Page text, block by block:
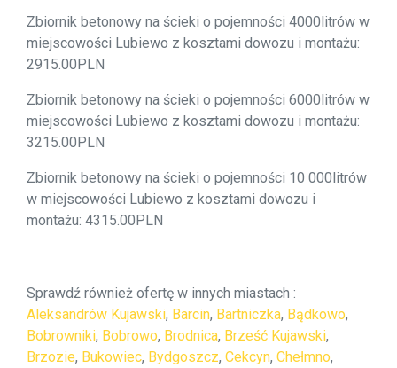
Zbiornik betonowy na ścieki o pojemności 4000litrów w
miejscowości Lubiewo z kosztami dowozu i montażu:
2915.00PLN
Zbiornik betonowy na ścieki o pojemności 6000litrów w
miejscowości Lubiewo z kosztami dowozu i montażu:
3215.00PLN
Zbiornik betonowy na ścieki o pojemności 10 000litrów
w miejscowości Lubiewo z kosztami dowozu i
montażu: 4315.00PLN
Sprawdź również ofertę w innych miastach :
Aleksandrów Kujawski, Barcin, Bartniczka, Bądkowo,
Bobrowniki, Bobrowo, Brodnica, Brześć Kujawski,
Brzozie, Bukowiec, Bydgoszcz, Cekcyn, Chełmno,